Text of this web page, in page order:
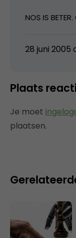
NOS IS
28 juni 2005
Plaats
Je moet
plaatsen.